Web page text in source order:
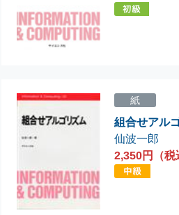
紙
組合せアル
仙波一郎
2,350円（税